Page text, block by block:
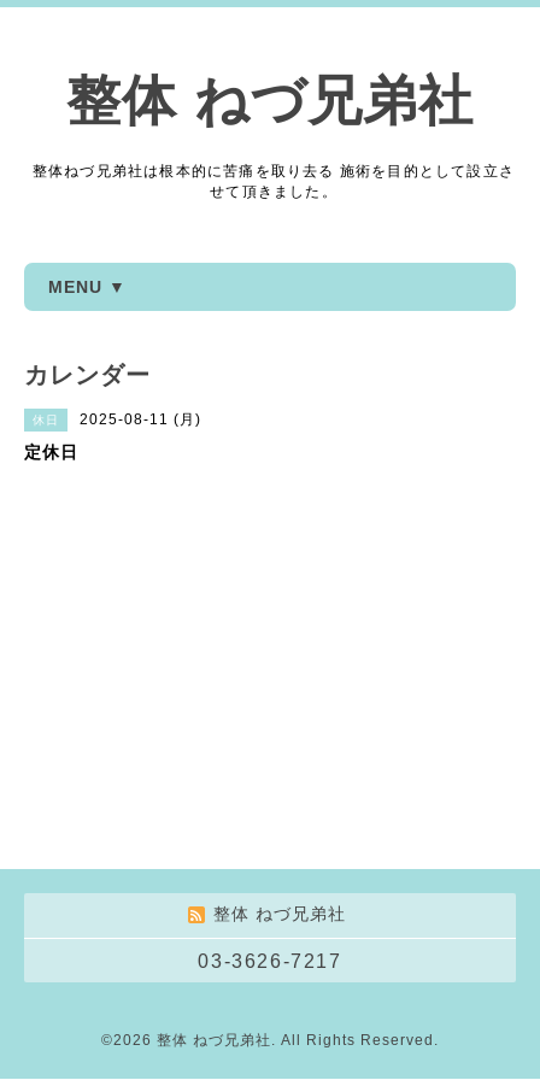
整体 ねづ兄弟社
整体ねづ兄弟社は根本的に苦痛を取り去る 施術を目的として設立さ
せて頂きました。
MENU ▼
カレンダー
休日 2025-08-11 (月)
定休日
整体 ねづ兄弟社
03-3626-7217
©2026 整体 ねづ兄弟社 . All Rights Reserved.